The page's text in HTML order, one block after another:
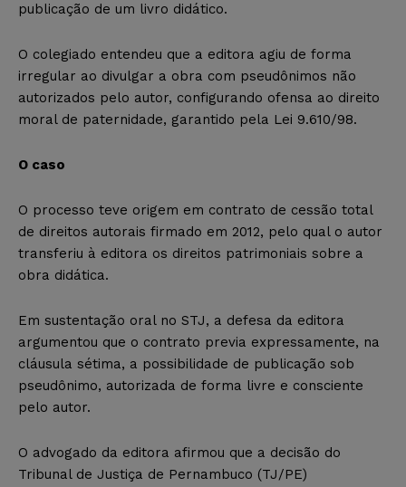
publicação de um livro didático.
O colegiado entendeu que a editora agiu de forma
irregular ao divulgar a obra com pseudônimos não
autorizados pelo autor, configurando ofensa ao direito
moral de paternidade, garantido pela Lei 9.610/98.
O caso
O processo teve origem em contrato de cessão total
de direitos autorais firmado em 2012, pelo qual o autor
transferiu à editora os direitos patrimoniais sobre a
obra didática.
Em sustentação oral no STJ, a defesa da editora
argumentou que o contrato previa expressamente, na
cláusula sétima, a possibilidade de publicação sob
pseudônimo, autorizada de forma livre e consciente
pelo autor.
O advogado da editora afirmou que a decisão do
Tribunal de Justiça de Pernambuco (TJ/PE)